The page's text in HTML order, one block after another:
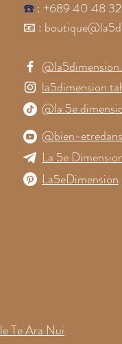
☎️: +689 40 48
📧 :
@bien-
La 5e
La5eDimension
Te Ara Nui